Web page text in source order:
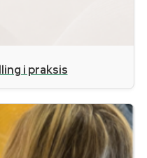
i praksis